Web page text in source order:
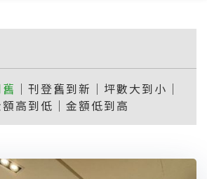
｜ 刊登舊到新 ｜ 坪數大到小 ｜
高到低 ｜ 金額低到高